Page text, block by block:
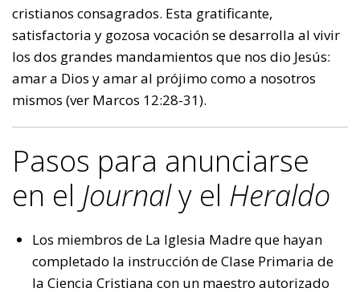
cristianos consagrados. Esta gratificante,
satisfactoria y gozosa vocación se desarrolla al vivir
los dos grandes mandamientos que nos dio Jesús:
amar a Dios y amar al prójimo como a nosotros
mismos (ver Marcos 12:28-31).
Pasos para anunciarse
en el Journaly el Heraldo
Los miembros de La Iglesia Madre que hayan
completado la instrucción de Clase Primaria de
la Ciencia Cristiana con un maestro autorizado